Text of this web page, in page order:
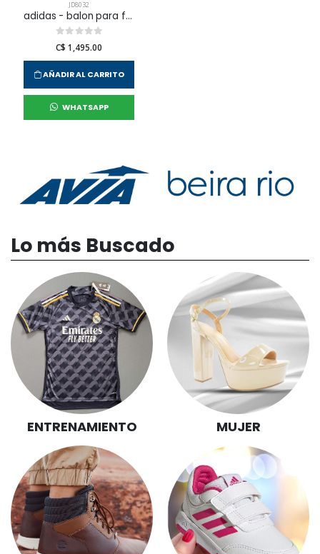
JD8032
adidas - balon para fútbol wc trn para hombre
C$ 1,495.00
AÑADIR AL CARRITO
WHATSAPP
Lo más Buscado
ENTRENAMIENTO MUJER